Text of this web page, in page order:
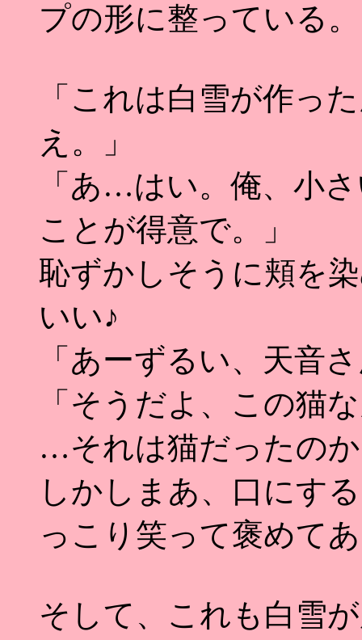
プの形に整っている。
「これは白雪が作っ
え。」
「あ…はい。俺、小
ことが得意で。」
恥ずかしそうに頬を
いい♪
「あーずるい、天音
「そうだよ、この猫
…それは猫だったの
しかしまあ、口にす
っこり笑って褒めて
そして、これも白雪